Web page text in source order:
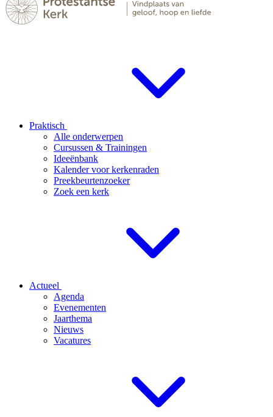
Praktisch
Alle onderwerpen
Cursussen & Trainingen
Ideeënbank
Kalender voor kerkenraden
Preekbeurtenzoeker
Zoek een kerk
Actueel
Agenda
Evenementen
Jaarthema
Nieuws
Vacatures